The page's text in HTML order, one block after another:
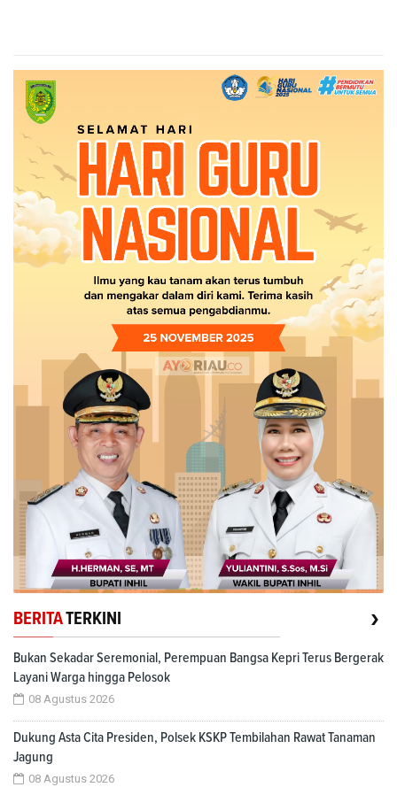
BERITATERKINI ›
Bukan Sekadar Seremonial, Perempuan Bangsa Kepri Terus Bergerak
Layani Warga hingga Pelosok
08 Agustus 2026
Dukung Asta Cita Presiden, Polsek KSKP Tembilahan Rawat Tanaman
Jagung
08 Agustus 2026